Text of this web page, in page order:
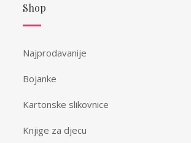
Shop
Najprodavanije
Bojanke
Kartonske slikovnice
Knjige za djecu